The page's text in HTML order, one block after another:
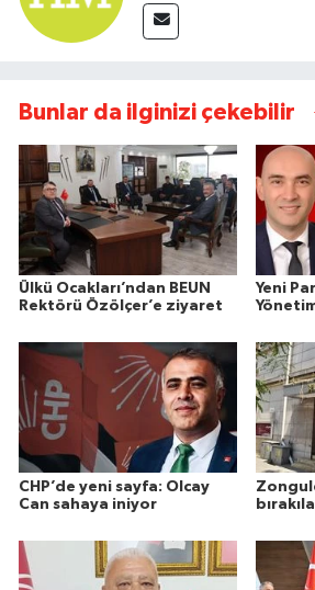
Bunlar da ilginizi çekebilir
Ülkü Ocakları’ndan BEUN
Rektörü Özölçer’e ziyaret
Yeni
CHP’de yeni sayfa: Olcay
Can sahaya iniyor